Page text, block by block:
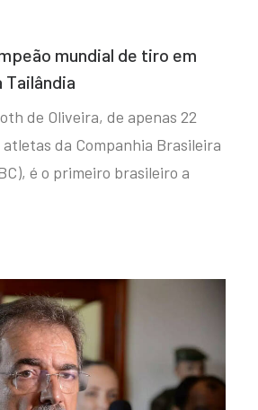
mundial de tiro em
de Oliveira, de apenas 22
da Companhia Brasileira
é o primeiro brasileiro a